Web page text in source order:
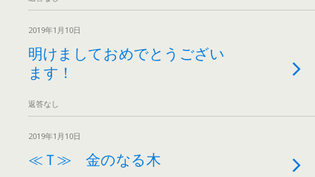
2019年1月10日
明けましておめでとうござい
ます！
返答なし
2019年1月10日
≪Ｔ≫ 金のなる木